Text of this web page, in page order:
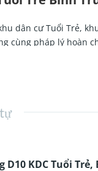
dân cư Tuổi Trẻ,
cùng pháp lý hoàn
lâu dài.
Tuổi Trẻ,
KDC Tuổi